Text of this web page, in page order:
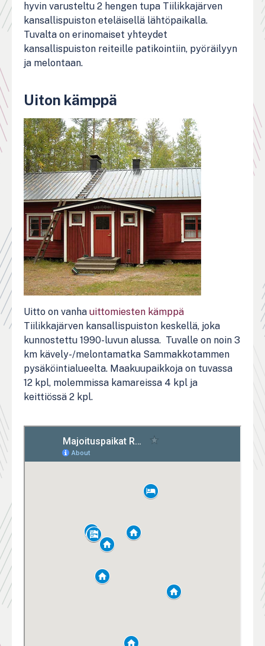
hyvin varusteltu 2 hengen tupa Tiilikkajärven
kansallispuiston eteläisellä lähtöpaikalla.
Tuvalta on erinomaiset yhteydet
kansallispuiston reiteille patikointiin, pyöräilyyn
ja melontaan.
Uiton kämppä
Uitto on vanha uittomiesten kämppä
Tiilikkajärven kansallispuiston keskellä, joka
kunnostettu 1990-luvun alussa. Tuvalle on noin 3
km kävely-/melontamatka Sammakkotammen
pysäköintialueelta. Maakuupaikkoja on tuvassa
12 kpl, molemmissa kamareissa 4 kpl ja
keittiössä 2 kpl.